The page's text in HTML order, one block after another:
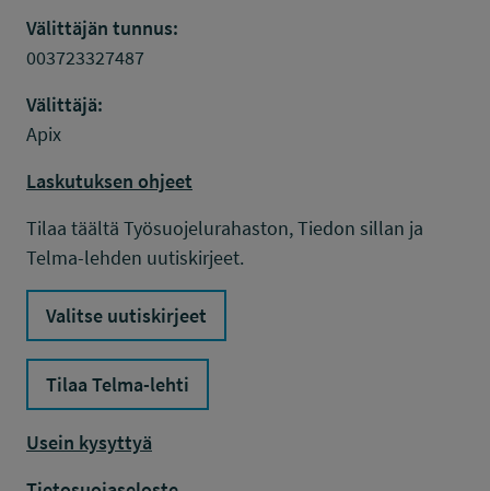
Välittäjän tunnus:
003723327487
Välittäjä:
Apix
Laskutuksen ohjeet
Tilaa täältä Työsuojelurahaston, Tiedon sillan ja
Telma-lehden uutiskirjeet.
Valitse uutiskirjeet
Tilaa Telma-lehti
Usein kysyttyä